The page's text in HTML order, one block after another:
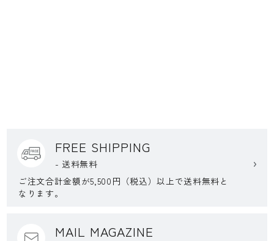
FREE SHIPPING
- 送料無料
ご注文合計金額が5,500円（税込）以上で送料無料と
なります。
MAIL MAGAZINE